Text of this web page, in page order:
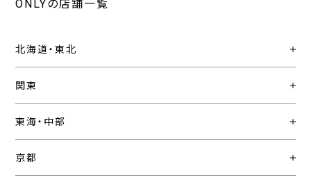
ONLYの店舗一覧
北海道・東北
関東
東海・中部
京都